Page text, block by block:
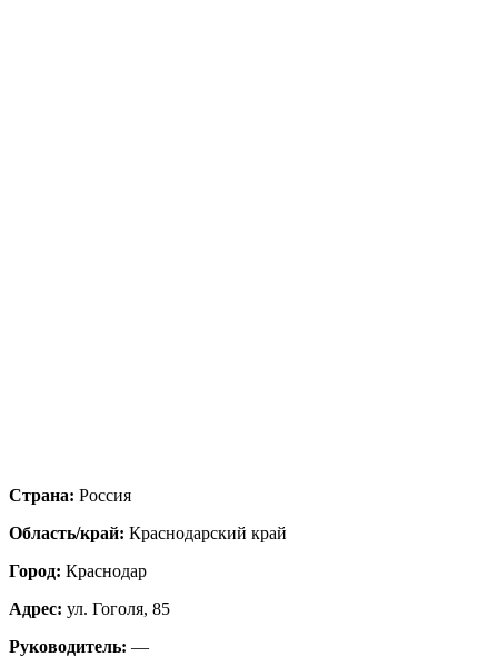
Страна: Россия
Область/край: Краснодарский край
Город: Краснодар
Адрес: ул. Гоголя, 85
Руководитель: —